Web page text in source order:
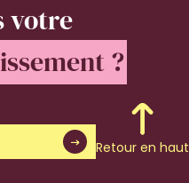
votre
?
Retour en haut